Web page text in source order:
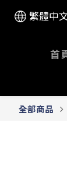
繁體中
首
全部商品